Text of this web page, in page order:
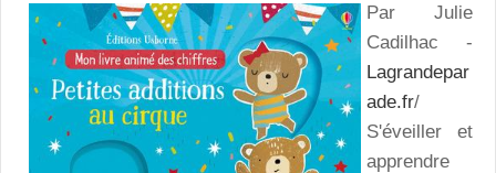
Par Julie
Cadilhac -
Lagrandepar
ade.fr/
S'éveiller et
apprendre